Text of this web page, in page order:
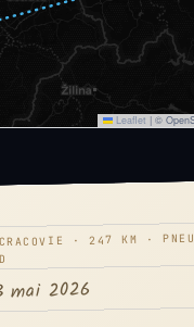
Leaflet | ©
· 247 KM ·
mai 2026